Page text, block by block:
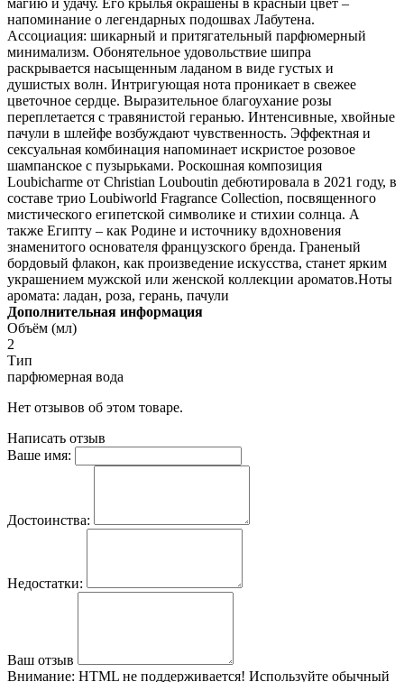
напоминание о легендарных подошвах Лабутена.
Ассоциация: шикарный и притягательный парфюмерный
минимализм. Обонятельное удовольствие шипра
раскрывается насыщенным ладаном в виде густых и
душистых волн. Интригующая нота проникает в свежее
цветочное сердце. Выразительное благоухание розы
переплетается с травянистой геранью. Интенсивные, хвойные
пачули в шлейфе возбуждают чувственность. Эффектная и
сексуальная комбинация напоминает искристое розовое
шампанское с пузырьками. Роскошная композиция
Loubicharme от Christian Louboutin дебютировала в 2021 году, в
составе трио Loubiworld Fragrance Collection, посвященного
мистического египетской символике и стихии солнца. А
также Египту – как Родине и источнику вдохновения
знаменитого основателя французского бренда. Граненый
бордовый флакон, как произведение искусства, станет ярким
украшением мужской или женской коллекции ароматов.Ноты
аромата: ладан, роза, герань, пачули
Дополнительная информация
Объём (мл)
2
Тип
парфюмерная вода
Нет отзывов об этом товаре.
Написать отзыв
Ваше имя:
Достоинства:
Недостатки:
Ваш отзыв
Внимание: HTML не поддерживается! Используйте обычный